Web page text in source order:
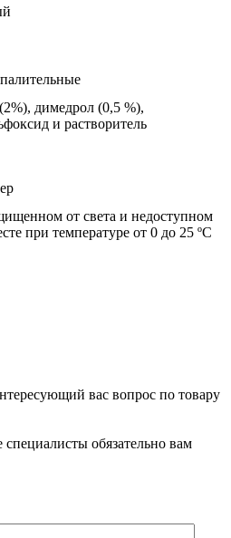
димедрол (0,5 %),
и растворитель
от света и недоступном
при температуре от 0 до 25 ºС
вас вопрос по товару
обязательно вам